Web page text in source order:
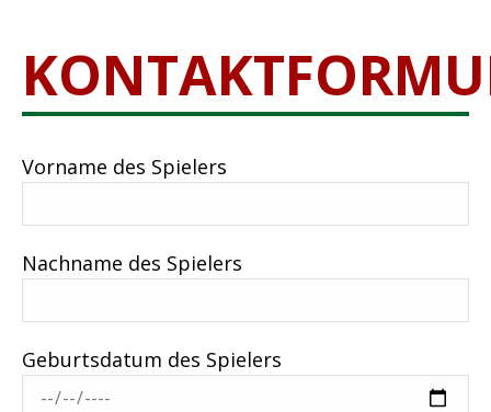
Vorname des Spielers
Nachname des Spielers
Geburtsdatum des Spielers